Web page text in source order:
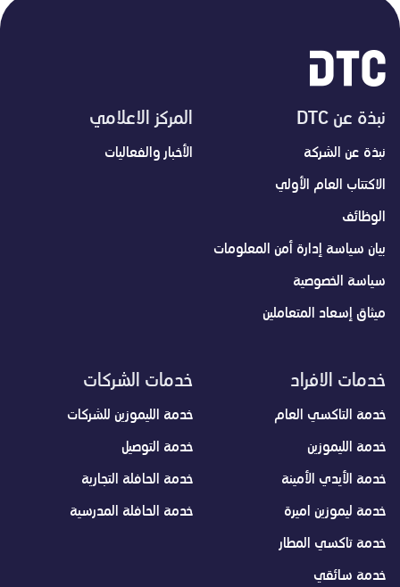
نبذة عن DTC
نبذة عن الشركة
الاكتتاب العام الأولي
الوظائف
بيان سياسة إدارة أمن المعلومات
سياسة الخصوصية
ميثاق إسعاد المتعاملين
خدمات الافراد
خدمة التاكسي العام
خدمة الليموزين
خدمة الأيدي الأمينة
خدمة ليموزين اميرة
خدمة تاكسي المطار
خدمة سائقي
خدمات الشركات
خدمة الليموزين للشركات
خدمة التوصيل
خدمة الحافلة التجارية
خدمة الحافلة المدرسية
المركز الاعلامي
الأخبار والفعاليات